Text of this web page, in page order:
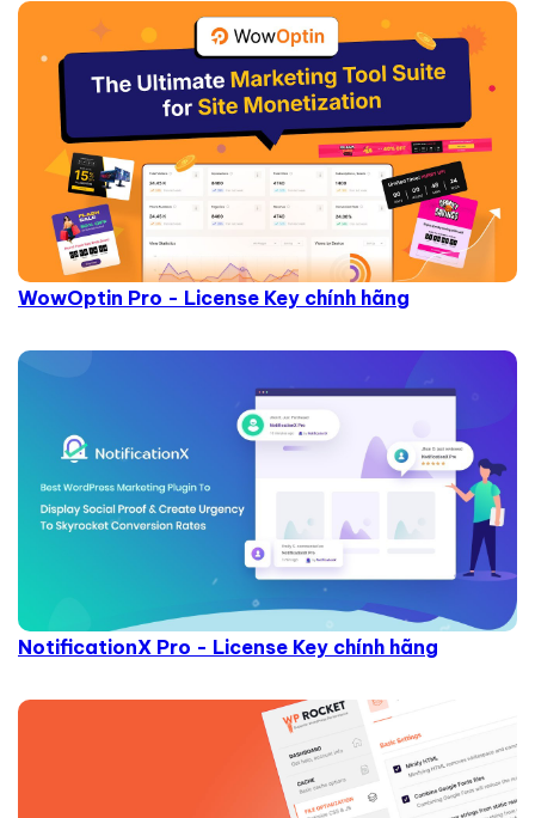
WowOptin Pro - License Key chính hãng
NotificationX Pro - License Key chính hãng